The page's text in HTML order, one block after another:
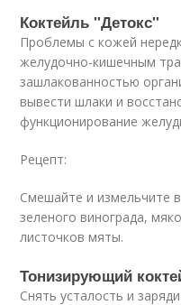
Коктейль "Детокс"
Проблемы с кожей
желудочно-кишечным
зашлакованностью
вывести шлаки и
функционирование
Рецепт:
Смешайте и измельчите
зеленого винограда,
листочков мяты.
Тонизирующий
Снять усталость и